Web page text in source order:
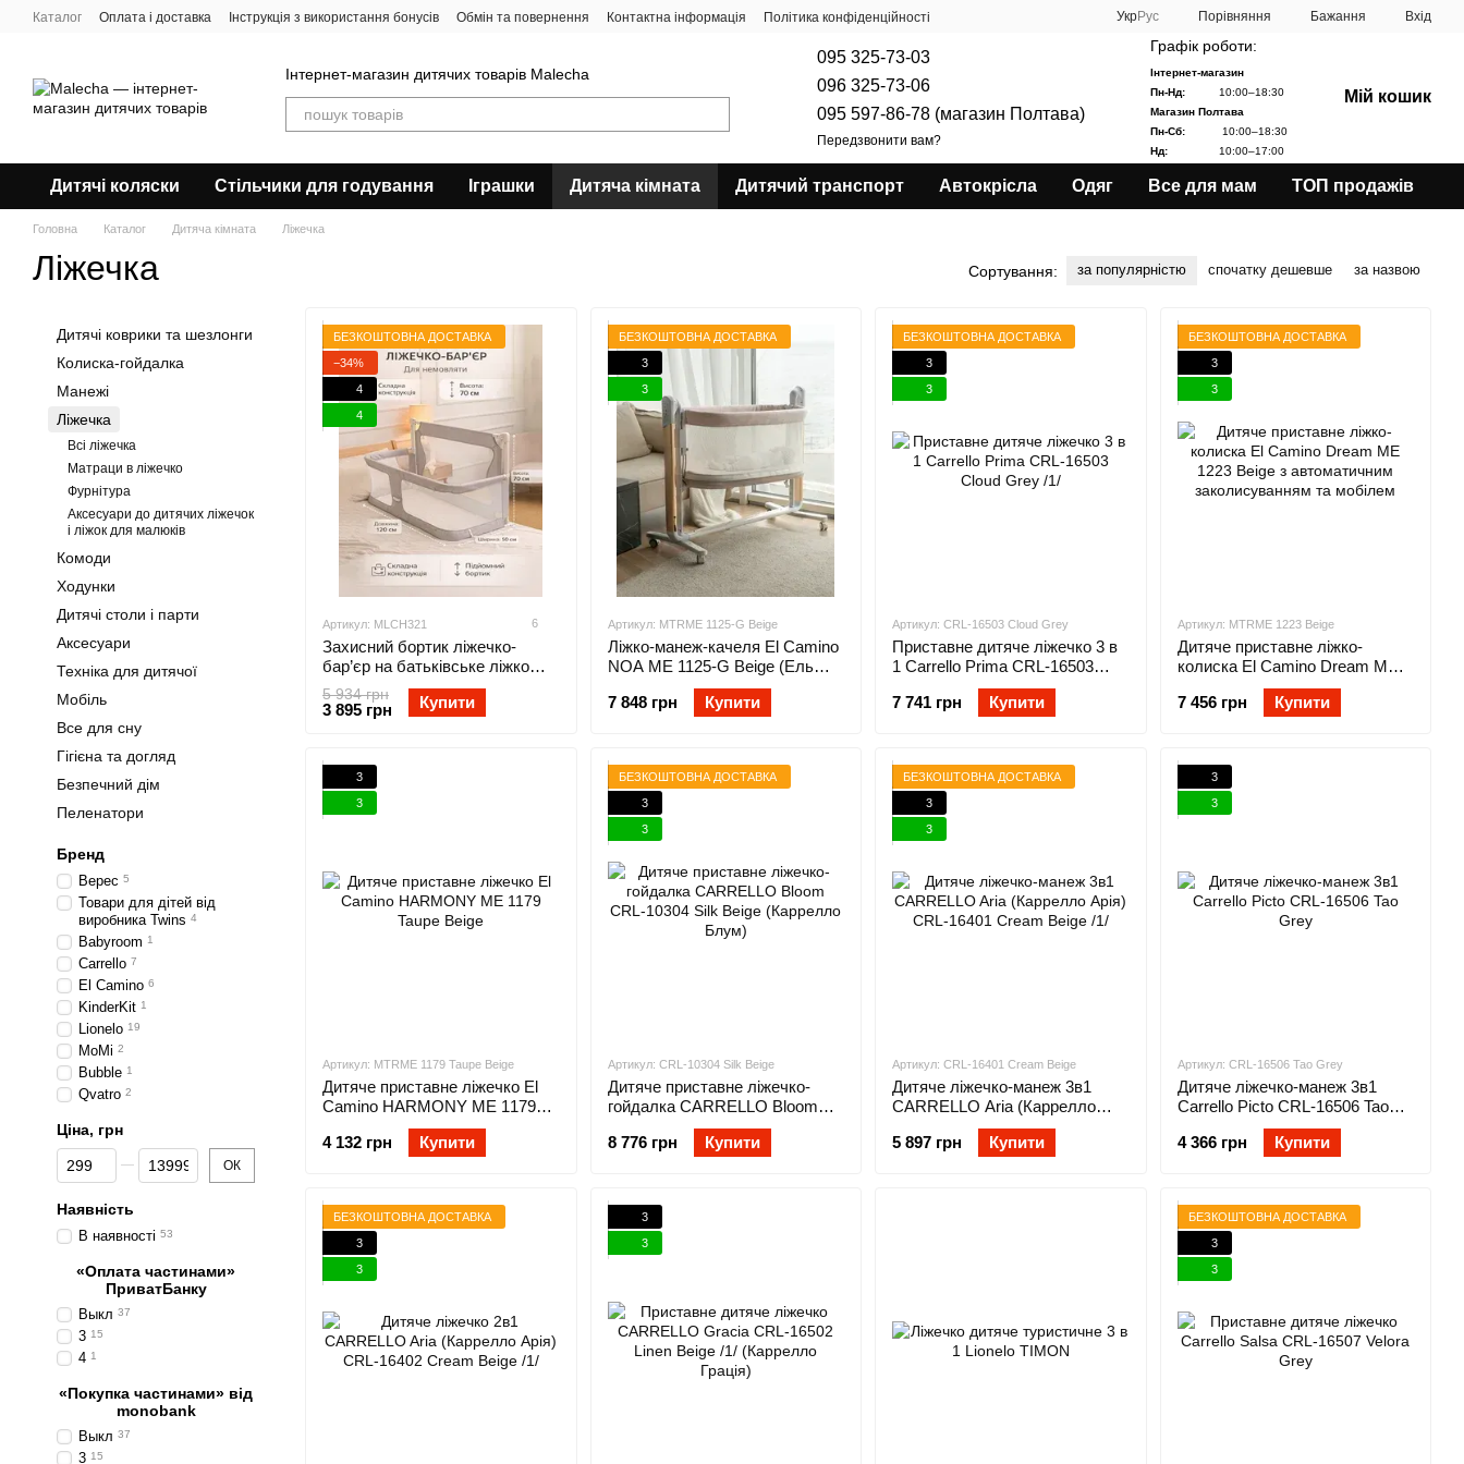
Перейти до основного контенту
Каталог Оплата і доставка Інструкція з використання бонусів Обмін та повернення Контактна інформація
Політика конфіденційності
УкрРус Порівняння Бажання Вхід
Інтернет-магазин дитячих товарів Malecha
095 325-73-03
096 325-73-06
095 597-86-78 (магазин Полтава)
Передзвонити вам?
Графік роботи:
Інтернет-магазин
Пн-Нд:
10:00–18:30
Магазин Полтава
Пн-Сб:
10:00–18:30
Нд:
10:00–17:00
Мій кошик
Дитячі коляски Стільчики для годування Іграшки Дитяча кімната Дитячий транспорт Автокрісла Одяг Все для мам ТОП продажів
Головна Каталог Дитяча кімната Ліжечка
Ліжечка Сортування: за популярністю спочатку дешевше за назвою
БЕЗКОШТОВНА ДОСТАВКА
−34%
4
4
Артикул: MLCH321 6
Захисний бортик ліжечко-
бар’єр на батьківське ліжко
для новонароджених Kinderkit
Easy Sleep 2 в 1 для спільного
5 934 грн
3 895 грн Купити
БЕЗКОШТОВНА ДОСТАВКА
3
3
Артикул: MTRME 1125-G Beige
Ліжко-манеж-качеля El Camino
NOA ME 1125-G Beige (Ель
Каміно НОА)
7 848 грн
Купити
БЕЗКОШТОВНА ДОСТАВКА
3
3
Артикул: CRL-16503 Cloud Grey
Приставне дитяче ліжечко 3 в
1 Carrello Prima CRL-16503
Cloud Grey /1/
7 741 грн
Купити
БЕЗКОШТОВНА ДОСТАВКА
3
3
Артикул: MTRME 1223 Beige
Дитяче приставне ліжко-
колиска El Camino Dream ME
1223 Beige з автоматичним
заколисуванням та мобілем
7 456 грн Купити
3
3
Артикул: MTRME 1179 Taupe Beige
Дитяче приставне ліжечко El
Camino HARMONY ME 1179
Taupe Beige
4 132 грн
Купити
БЕЗКОШТОВНА ДОСТАВКА
3
3
Артикул: CRL-10304 Silk Beige
Дитяче приставне ліжечко-
гойдалка CARRELLO Bloom
CRL-10304 Silk Beige
(Каррелло Блум)
8 776 грн Купити
БЕЗКОШТОВНА ДОСТАВКА
3
3
Артикул: CRL-16401 Cream Beige
Дитяче ліжечко-манеж 3в1
CARRELLO Aria (Каррелло
Арія) CRL-16401 Cream Beige
/1/
5 897 грн Купити
3
3
Артикул: CRL-16506 Tao Grey
Дитяче ліжечко-манеж 3в1
Carrello Picto CRL-16506 Tao
4 366 грн
Купити
БЕЗКОШТОВНА ДОСТАВКА
3
3
3
3
БЕЗКОШТОВНА ДОСТАВКА
3
3
Дитячі коврики та шезлонги
Колиска-гойдалка
Манежі
Ліжечка
Всі ліжечка
Матраци в ліжечко
Фурнітура
Аксесуари до дитячих ліжечок
і ліжок для малюків
Комоди
Ходунки
Дитячі столи і парти
Аксесуари
Техніка для дитячої
Мобіль
Все для сну
Гігієна та догляд
Безпечний дім
Пеленатори
Бренд
Верес 5
Товари для дітей від
виробника Twins 4
Babyroom 1
Carrello 7
El Camino 6
KinderKit 1
Lionelo 19
MoMi 2
Bubble 1
Qvatro 2
Ціна, грн
Від Ціна, грн
До Ціна, грн ОК
Наявність
В наявності 53
«Оплата частинами»
ПриватБанку
Выкл 37
3 15
4 1
«Покупка частинами» від
monobank
Выкл 37
3 15